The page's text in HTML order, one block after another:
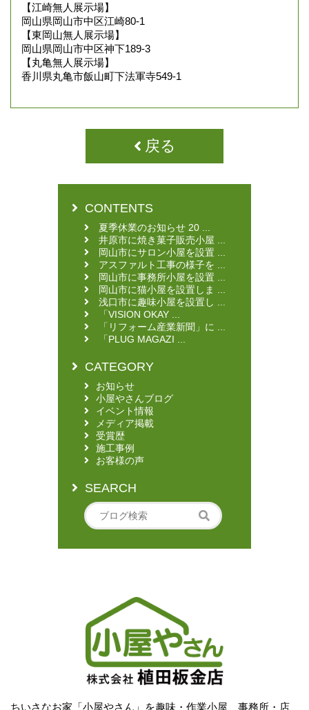
【江崎無人展示場】
岡山県岡山市中区江崎80-1
【東岡山無人展示場】
岡山県岡山市中区神下189-3
【丸亀無人展示場】
香川県丸亀市飯山町下法軍寺549-1
戻る
CONTENTS
夏季休業のお知らせ 20 ...
井原市に焼き菓子販売小屋 ...
岡山市にサロン小屋を設置 ...
アスファルト工事の様子を ...
岡山市に事務所小屋を設置 ...
岡山市に猫小屋を設置しま ...
浅口市に趣味小屋を設置し ...
「VISION OKAY ...
「リフォーム産業新聞」に ...
「PLUG MAGAZI ...
CATEGORY
お知らせ
小屋やさんブログ
イベント情報
メディア掲載
受賞歴
施工事例
お客様の声
SEARCH
ちいさなお家「小屋やさん」を趣味・作業小屋、事務所・店